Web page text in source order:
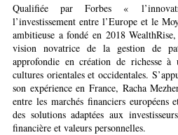
Qualifiée par Forbes «
l’investissement entre l’Europe et le
ambitieuse a fondé en 2018
vision novatrice de la gestion de
approfondie en création de richesse à
cultures orientales et occidentales.
son expérience en France, Racha
entre les marchés financiers
des solutions adaptées aux
financière et valeurs personnelles.